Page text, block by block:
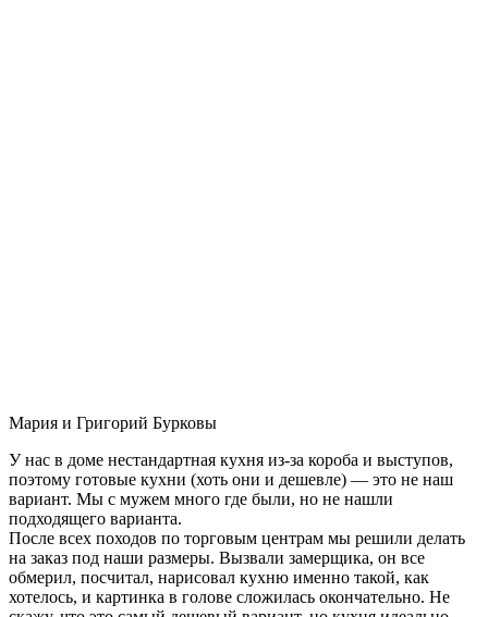
Мария и Григорий Бурковы
У нас в доме нестандартная кухня из-за короба и выступов,
поэтому готовые кухни (хоть они и дешевле) — это не наш
вариант. Мы с мужем много где были, но не нашли
подходящего варианта.
После всех походов по торговым центрам мы решили делать
на заказ под наши размеры. Вызвали замерщика, он все
обмерил, посчитал, нарисовал кухню именно такой, как
хотелось, и картинка в голове сложилась окончательно. Не